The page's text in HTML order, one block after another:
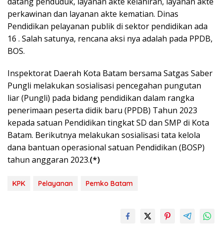
perkawinan dan layanan akte kematian. Dinas
Pendidikan pelayanan publik di sektor pendidikan ada
16 . Salah satunya, rencana aksi nya adalah pada PPDB,
BOS.
Inspektorat Daerah Kota Batam bersama Satgas Saber
Pungli melakukan sosialisasi pencegahan pungutan
liar (Pungli) pada bidang pendidikan dalam rangka
penerimaan peserta didik baru (PPDB) Tahun 2023
kepada satuan Pendidikan tingkat SD dan SMP di Kota
Batam. Berikutnya melakukan sosialisasi tata kelola
dana bantuan operasional satuan Pendidikan (BOSP)
tahun anggaran 2023.(*)
KPK Pelayanan Pemko Batam